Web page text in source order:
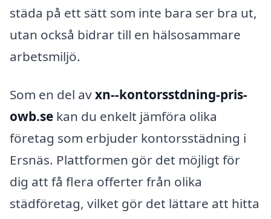
städa på ett sätt som inte bara ser bra ut,
utan också bidrar till en hälsosammare
arbetsmiljö.
Som en del avxn--kontorsstdning-pris-
owb.se kan du enkelt jämföra olika
företag som erbjuder kontorsstädning i
Ersnäs. Plattformen gör det möjligt för
dig att få flera offerter från olika
städföretag, vilket gör det lättare att hitta